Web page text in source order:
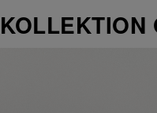
KOLLEKTION